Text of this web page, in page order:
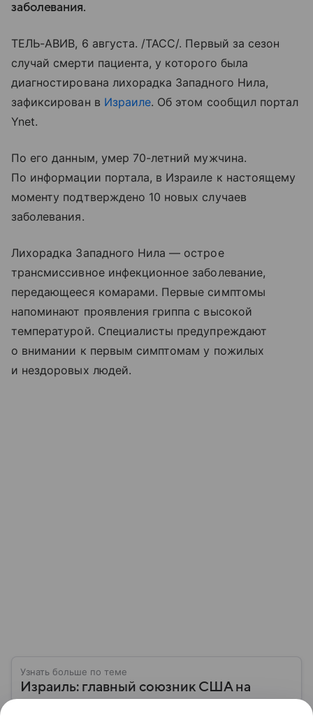
заболевания.
ТЕЛЬ-АВИВ, 6 августа. /ТАСС/. Первый за сезон
случай смерти пациента, у которого была
диагностирована лихорадка Западного Нила,
зафиксирован в Израиле. Об этом сообщил портал
Ynet.
По его данным, умер 70-летний мужчина.
По информации портала, в Израиле к настоящему
моменту подтверждено 10 новых случаев
заболевания.
Лихорадка Западного Нила — острое
трансмиссивное инфекционное заболевание,
передающееся комарами. Первые симптомы
напоминают проявления гриппа с высокой
температурой. Специалисты предупреждают
о внимании к первым симптомам у пожилых
и нездоровых людей.
Узнать больше по теме
Израиль: главный союзник США на